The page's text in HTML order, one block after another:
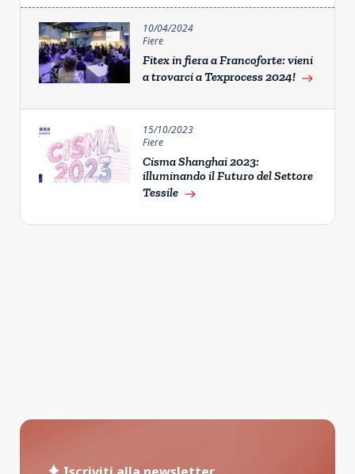
10/04/2024
Fiere
Fitex in fiera a Francoforte: vieni
a trovarci a Texprocess 2024! east
15/10/2023
Fiere
Cisma Shanghai 2023:
illuminando il Futuro del Settore
Tessile east